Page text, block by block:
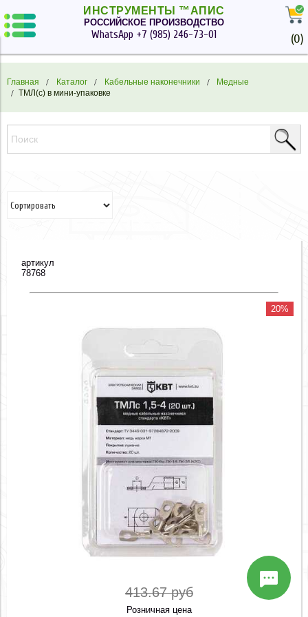
ИНСТРУМЕНТЫ ™АПИС
РОССИЙСКОЕ ПРОИЗВОДСТВО
WhatsApp +7 (985) 246-73-01 (0)
Главная Каталог Кабельные наконечники
Медные
ТМЛ(с) в мини-упаковке
артикул
78768
20%
413.67 руб
Розничная цена